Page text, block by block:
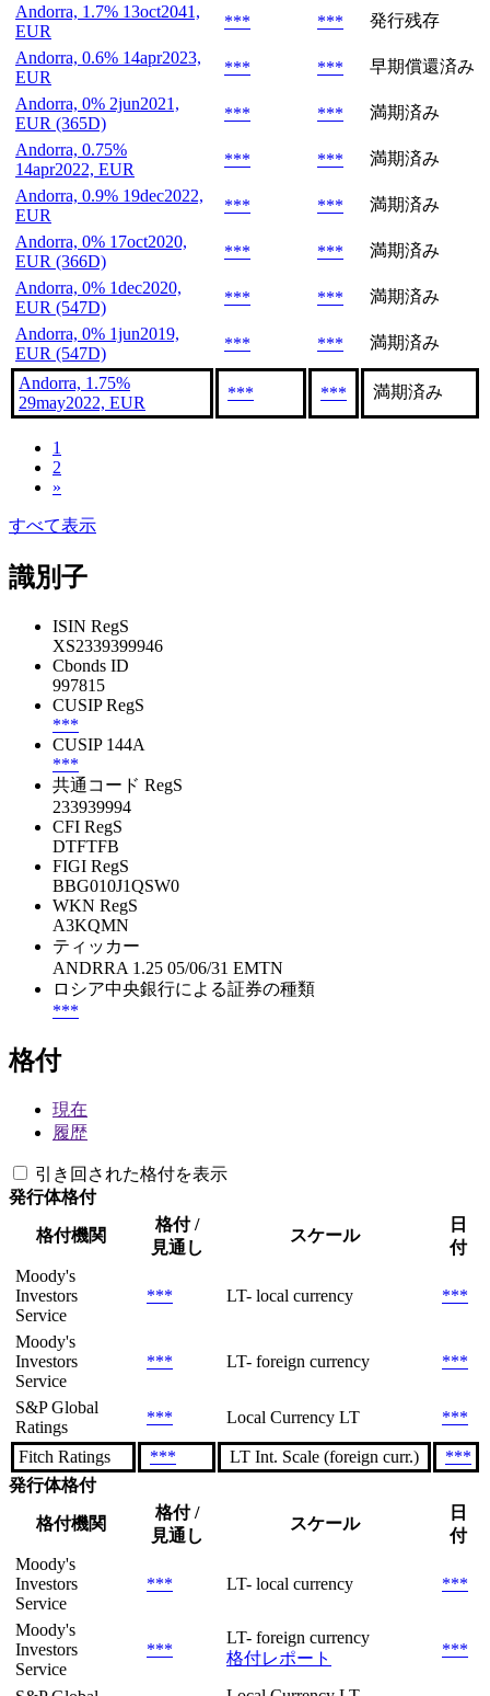
Andorra, 1.7% 13oct2041,
EUR
*** ***
発行残存
Andorra, 0.6% 14apr2023,
EUR
*** ***
早期償還済み
Andorra, 0% 2jun2021,
EUR (365D)
*** ***
満期済み
Andorra, 0.75%
14apr2022, EUR
*** ***
満期済み
Andorra, 0.9% 19dec2022,
EUR
*** ***
満期済み
Andorra, 0% 17oct2020,
EUR (366D)
*** ***
満期済み
Andorra, 0% 1dec2020,
EUR (547D)
*** ***
満期済み
Andorra, 0% 1jun2019,
EUR (547D)
*** *** 満期済み
Andorra, 1.75%
29may2022, EUR
*** *** 満期済み
1
2
»
すべて表示
識別子
ISIN RegS
XS2339399946
Cbonds ID
997815
CUSIP RegS
***
CUSIP 144A
***
共通コード RegS
233939994
CFI RegS
DTFTFB
FIGI RegS
BBG010J1QSW0
WKN RegS
A3KQMN
ティッカー
ANDRRA 1.25 05/06/31 EMTN
ロシア中央銀行による証券の種類
***
格付
現在
履歴
引き回された格付を表示
発行体格付
格付機関
格付 /
見通し
スケール
日
付
Moody's
Investors
Service
*** LT- local currency ***
Moody's
Investors
Service
*** LT- foreign currency ***
S&P Global
Ratings
*** Local Currency LT ***
Fitch Ratings *** LT Int. Scale (foreign curr.)
***
発行体格付
格付機関
格付 /
見通し
スケール
日
付
Moody's
Investors
Service
*** LT- local currency ***
Moody's
Investors
Service
***
LT- foreign currency
格付レポート
***